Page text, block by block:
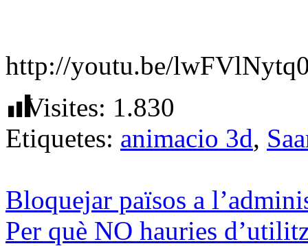
http://youtu.be/
Visites: 1.830
Etiquetes: animacio 3d,
Bloquejar països a
Per què NO hauries